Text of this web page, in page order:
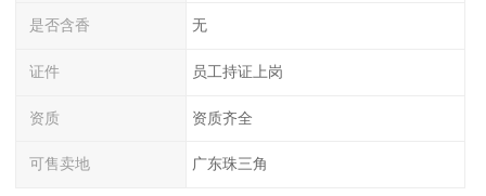
是否含香 无
证件 员工持证上岗
资质 资质齐全
可售卖地 广东珠三角